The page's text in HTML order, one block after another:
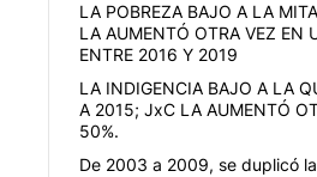
LA POBREZA BAJO A LA
LA AUMENTÓ OTRA VEZ EN
ENTRE 2016 Y 2019
LA INDIGENCIA BAJO A LA
A 2015; JxC LA AUMENTÓ
50%.
De 2003 a 2009, se duplicó